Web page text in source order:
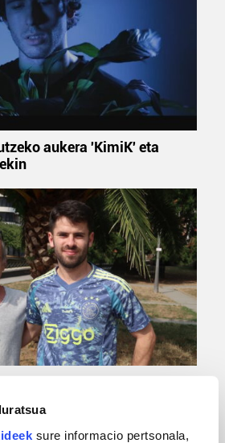
sure informacio pertsonala,
aukera 'KimiK' eta